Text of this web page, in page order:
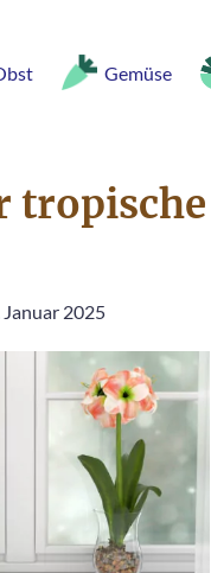
Gemüse
tropische
2025